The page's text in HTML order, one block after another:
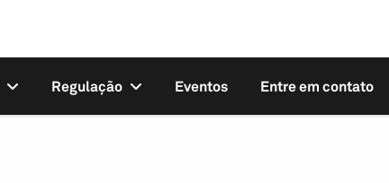
Regulação Eventos Entre em contato